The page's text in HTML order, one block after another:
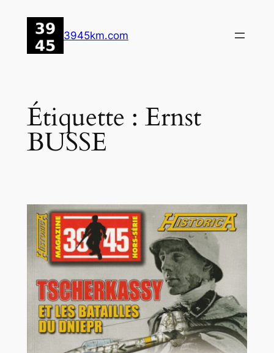
contenu
3945km.com
Étiquette : Ernst
BUSSE